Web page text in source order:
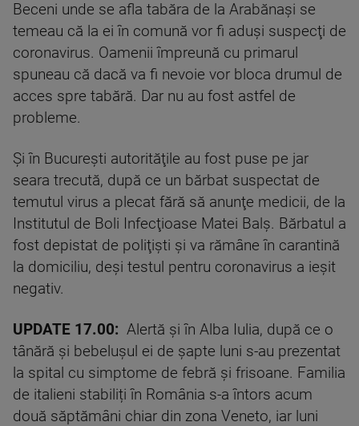
Beceni unde se afla tabăra de la Arabănași se
temeau că la ei în comună vor fi aduşi suspecţi de
coronavirus. Oamenii împreună cu primarul
spuneau că dacă va fi nevoie vor bloca drumul de
acces spre tabără. Dar nu au fost astfel de
probleme.
Şi în Bucureşti autorităţile au fost puse pe jar
seara trecută, după ce un bărbat suspectat de
temutul virus a plecat fără să anunţe medicii, de la
Institutul de Boli Infecţioase Matei Balş. Bărbatul a
fost depistat de poliţişti şi va rămâne în carantină
la domiciliu, deşi testul pentru coronavirus a ieşit
negativ.
UPDATE 17.00: Alertă și în Alba Iulia, după ce o
tânără și bebelușul ei de șapte luni s-au prezentat
la spital cu simptome de febră și frisoane. Familia
de italieni stabiliți în România s-a întors acum
două săptămâni chiar din zona Veneto, iar luni